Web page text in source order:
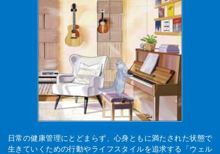
日常の健康管理にとどまらず、心身ともに満たされた状態で
生きていくための行動やライフスタイルを追求する「ウェル